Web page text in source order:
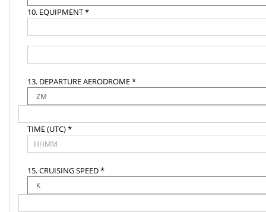
10. EQUIPMENT *
13. DEPARTURE AERODROME *
TIME (UTC) *
15. CRUISING SPEED *